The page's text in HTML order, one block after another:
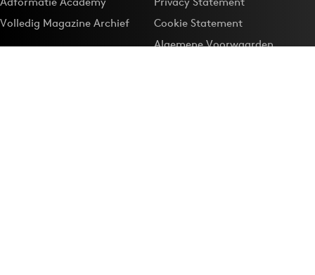
Volledig Magazine Archief
Cookie Statement
Algemene Voorwaarden